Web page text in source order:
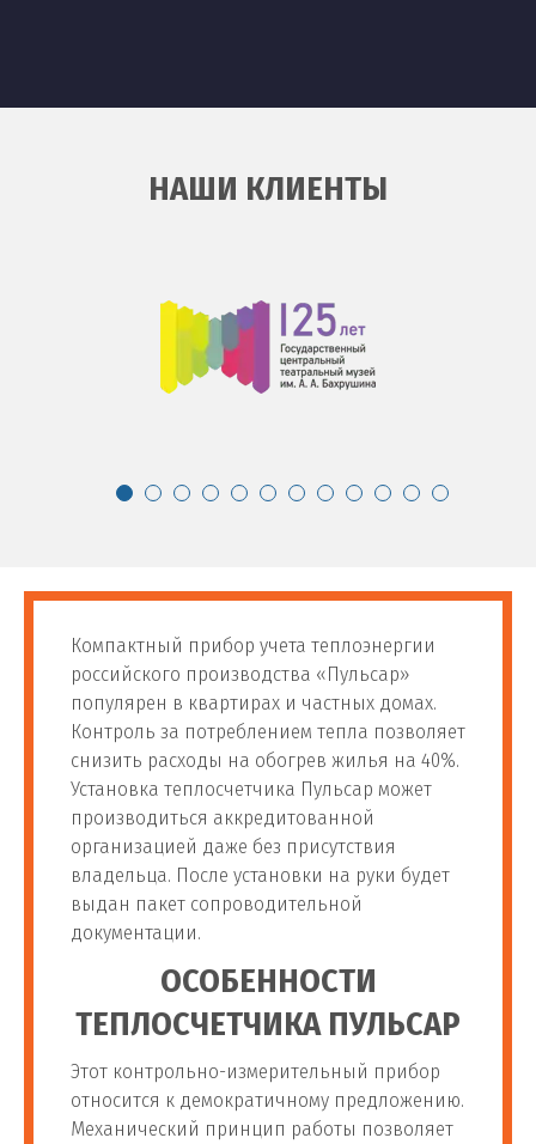
НАШИ КЛИЕНТЫ
Компактный прибор учета теплоэнергии
российского производства «Пульсар»
популярен в квартирах и частных домах.
Контроль за потреблением тепла позволяет
снизить расходы на обогрев жилья на 40%.
Установка теплосчетчика Пульсар может
производиться аккредитованной
организацией даже без присутствия
владельца. После установки на руки будет
выдан пакет сопроводительной
документации.
ОСОБЕННОСТИ
ТЕПЛОСЧЕТЧИКА ПУЛЬСАР
Этот контрольно-измерительный прибор
относится к демократичному предложению.
Механический принцип работы позволяет